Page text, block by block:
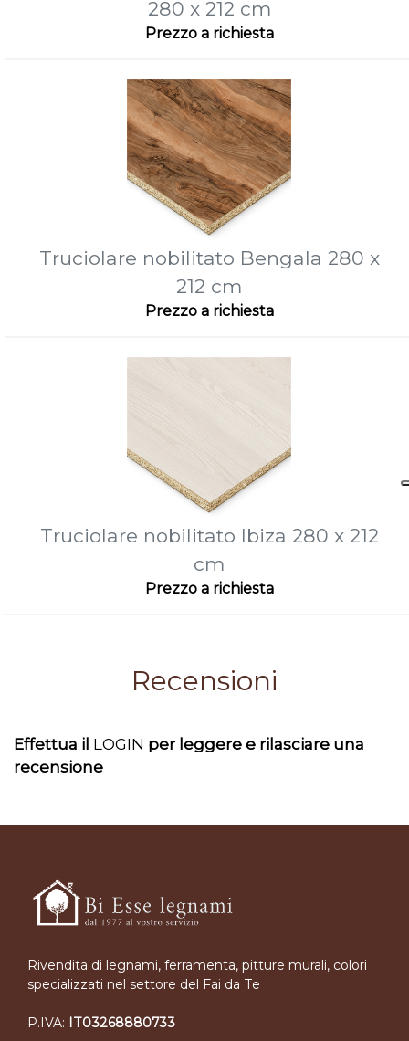
280 x 212 cm
Prezzo a richiesta
Truciolare nobilitato Bengala 280 x
212 cm
Prezzo a richiesta
Truciolare nobilitato Ibiza 280 x 212
cm
Prezzo a richiesta
Recensioni
Effettua il LOGIN per leggere e rilasciare una
recensione
Rivendita di legnami, ferramenta, pitture murali, colori
specializzati nel settore del Fai da Te
P.IVA: IT03268880733